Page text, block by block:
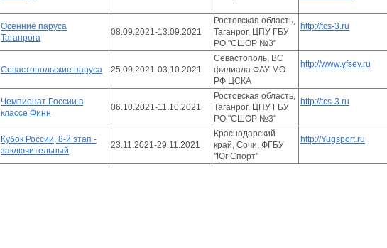
Осенние паруса
Таганрога
08.09.2021-13.09.2021
Ростовская область,
Таганрог, ЦПУ ГБУ
РО "СШОР №3"
http://tcs-3.ru
Севастопольские паруса 25.09.2021-03.10.2021
Севастополь, ВС
филиала ФАУ МО
РФ ЦСКА
http://www.yfsev.ru
Чемпионат России в
классе Финн
06.10.2021-11.10.2021
Ростовская область,
Таганрог, ЦПУ ГБУ
РО "СШОР №3"
http://tcs-3.ru
Кубок России, 8-й этап -
заключительный
23.11.2021-29.11.2021
Краснодарский
край, Сочи, ФГБУ
"Юг Спорт"
http://Yugsport.ru